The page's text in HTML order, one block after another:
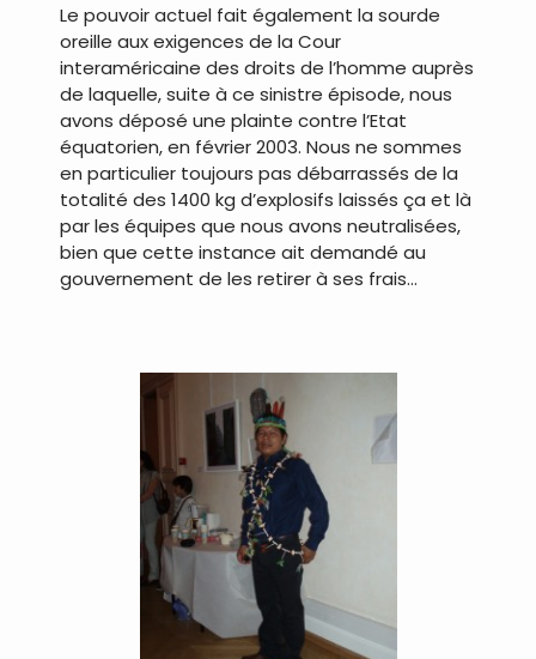
Le pouvoir actuel fait également la sourde
oreille aux exigences de la Cour
interaméricaine des droits de l’homme auprès
de laquelle, suite à ce sinistre épisode, nous
avons déposé une plainte contre l’Etat
équatorien, en février 2003. Nous ne sommes
en particulier toujours pas débarrassés de la
totalité des 1400 kg d’explosifs laissés ça et là
par les équipes que nous avons neutralisées,
bien que cette instance ait demandé au
gouvernement de les retirer à ses frais…